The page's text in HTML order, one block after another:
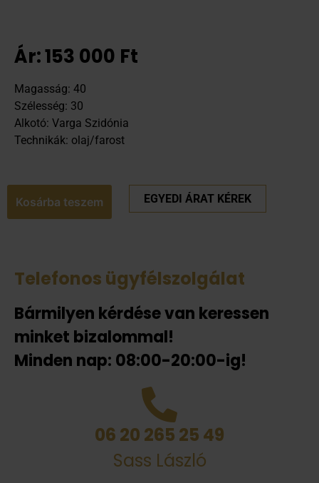
Ár:153 000 Ft
Magasság: 40
Szélesség: 30
Alkotó: Varga Szidónia
Technikák: olaj/farost
Kosárba teszem EGYEDI ÁRAT KÉREK
Telefonos ügyfélszolgálat
Bármilyen kérdése van keressen
minket bizalommal!
Minden nap: 08:00-20:00-ig!
06 20 265 25 49
Sass László